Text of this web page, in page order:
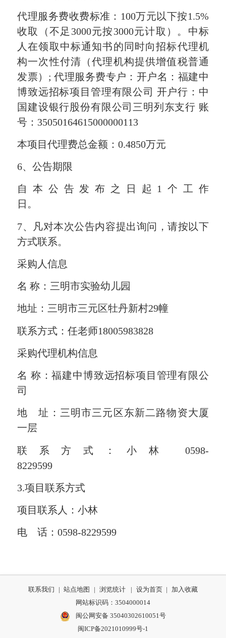
代理服务费收费标准： 100万元以下按1.5%
收取（不足3000元按3000元计取）。中标
人在领取中标通知书的同时向招标代理机
构一次性付清（代理机构提供增值税普通
发票）; 代理服务费专户：开户名：福建中
博致远招标项目管理有限公司 开户行：中
国建设银行股份有限公司三明列东支行 账
号：35050164615000000113
本项目代理费总金额：0.4850万元
6、公告期限
自本公告发布之日起 1个工作
日。
7、凡对本次公告内容提出询问，请按以下
方式联系。
采购人信息
名 称：三明市实验幼儿园
地址：三明市三元区牡丹新村29幢
联系方式：任老师18005983828
采购代理机构信息
名 称：福建中博致远招标项目管理有限公
司
地 址：三明市三元区东新二路物资大厦
一层
联系方式：小 林 0598-
8229599
3.项目联系方式
项目联系人：小林
电 话：0598-8229599
联系我们 | 站点地图 | 浏览统计 | 设为首页 |
加入收藏
网站标识码：3504000014
闽公网安备 35040302610051号
闽ICP备2021010999号-1